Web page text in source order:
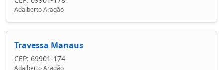
Adalberto Aragão
Travessa Manaus
CEP: 69901-174
Adalberto Aragão